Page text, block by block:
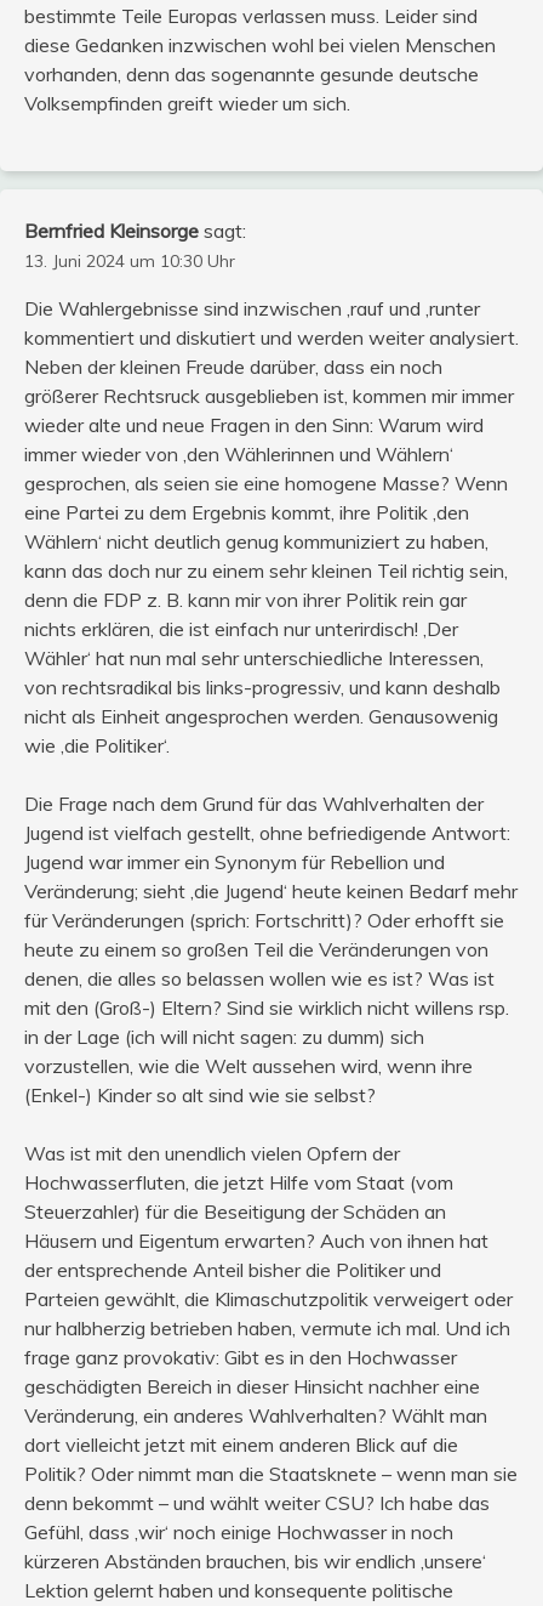
bestimmte Teile Europas verlassen muss. Leider sind
diese Gedanken inzwischen wohl bei vielen Menschen
vorhanden, denn das sogenannte gesunde deutsche
Volksempfinden greift wieder um sich.
Bernfried Kleinsorge sagt:
13. Juni 2024 um 10:30 Uhr
Die Wahlergebnisse sind inzwischen ‚rauf und ‚runter
kommentiert und diskutiert und werden weiter analysiert.
Neben der kleinen Freude darüber, dass ein noch
größerer Rechtsruck ausgeblieben ist, kommen mir immer
wieder alte und neue Fragen in den Sinn: Warum wird
immer wieder von ‚den Wählerinnen und Wählern‘
gesprochen, als seien sie eine homogene Masse? Wenn
eine Partei zu dem Ergebnis kommt, ihre Politik ‚den
Wählern‘ nicht deutlich genug kommuniziert zu haben,
kann das doch nur zu einem sehr kleinen Teil richtig sein,
denn die FDP z. B. kann mir von ihrer Politik rein gar
nichts erklären, die ist einfach nur unterirdisch! ‚Der
Wähler‘ hat nun mal sehr unterschiedliche Interessen,
von rechtsradikal bis links-progressiv, und kann deshalb
nicht als Einheit angesprochen werden. Genausowenig
wie ‚die Politiker‘.
Die Frage nach dem Grund für das Wahlverhalten der
Jugend ist vielfach gestellt, ohne befriedigende Antwort:
Jugend war immer ein Synonym für Rebellion und
Veränderung; sieht ‚die Jugend‘ heute keinen Bedarf mehr
für Veränderungen (sprich: Fortschritt)? Oder erhofft sie
heute zu einem so großen Teil die Veränderungen von
denen, die alles so belassen wollen wie es ist? Was ist
mit den (Groß-) Eltern? Sind sie wirklich nicht willens rsp.
in der Lage (ich will nicht sagen: zu dumm) sich
vorzustellen, wie die Welt aussehen wird, wenn ihre
(Enkel-) Kinder so alt sind wie sie selbst?
Was ist mit den unendlich vielen Opfern der
Hochwasserfluten, die jetzt Hilfe vom Staat (vom
Steuerzahler) für die Beseitigung der Schäden an
Häusern und Eigentum erwarten? Auch von ihnen hat
der entsprechende Anteil bisher die Politiker und
Parteien gewählt, die Klimaschutzpolitik verweigert oder
nur halbherzig betrieben haben, vermute ich mal. Und ich
frage ganz provokativ: Gibt es in den Hochwasser
geschädigten Bereich in dieser Hinsicht nachher eine
Veränderung, ein anderes Wahlverhalten? Wählt man
dort vielleicht jetzt mit einem anderen Blick auf die
Politik? Oder nimmt man die Staatsknete – wenn man sie
denn bekommt – und wählt weiter CSU? Ich habe das
Gefühl, dass ‚wir‘ noch einige Hochwasser in noch
kürzeren Abständen brauchen, bis wir endlich ‚unsere‘
Lektion gelernt haben und konsequente politische